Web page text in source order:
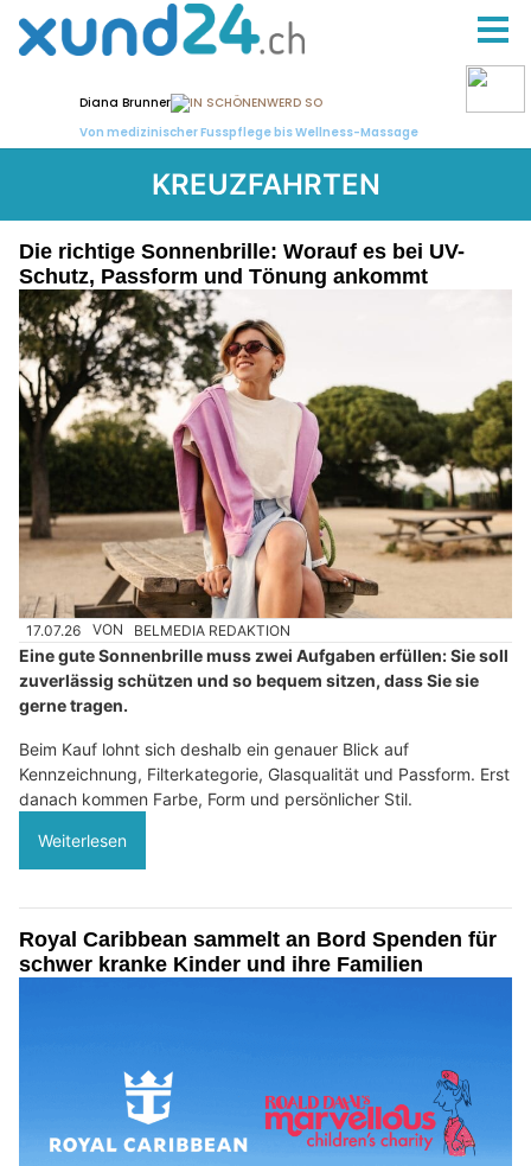
KREUZFAHRTEN
Die richtige Sonnenbrille: Worauf es bei UV-
Schutz, Passform und Tönung ankommt
17.07.26 VON BELMEDIA REDAKTION
Eine gute Sonnenbrille muss zwei Aufgaben erfüllen: Sie soll
zuverlässig schützen und so bequem sitzen, dass Sie sie
gerne tragen.
Beim Kauf lohnt sich deshalb ein genauer Blick auf
Kennzeichnung, Filterkategorie, Glasqualität und Passform. Erst
danach kommen Farbe, Form und persönlicher Stil.
Weiterlesen
Royal Caribbean sammelt an Bord Spenden für
schwer kranke Kinder und ihre Familien